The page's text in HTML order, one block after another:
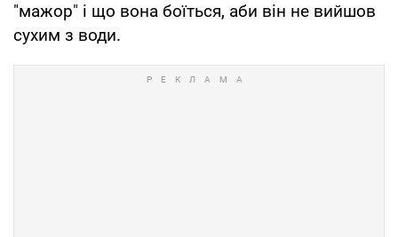
"мажор" і що вона боїться, аби він не вийшов
сухим з води.